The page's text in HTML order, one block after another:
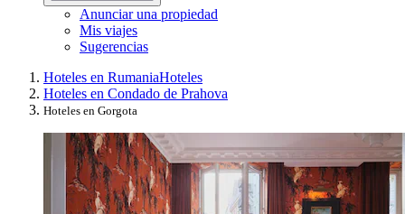
Anunciar una propiedad
Mis viajes
Sugerencias
Hoteles en RumaniaHoteles
Hoteles en Condado de Prahova
Hoteles en Gorgota